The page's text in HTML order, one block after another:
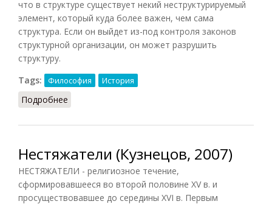
что в структуре существует некий неструктурируемый
элемент, который куда более важен, чем сама
структура. Если он выйдет из-под контроля законов
структурной организации, он может разрушить
структуру.
Tags:
Философия История
Подробнее
Нестяжатели (Кузнецов, 2007)
НЕСТЯЖАТЕЛИ - религиозное течение,
сформировавшееся во второй половине XV в. и
просуществовавшее до середины XVI в. Первым